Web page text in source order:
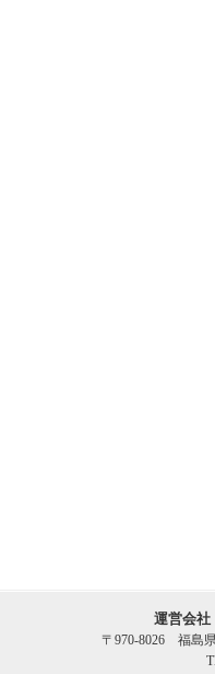
運営会
〒970-8026 福島